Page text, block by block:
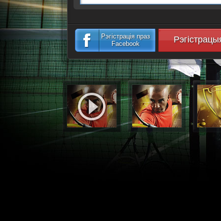
Рэгістрація праз
Facebook